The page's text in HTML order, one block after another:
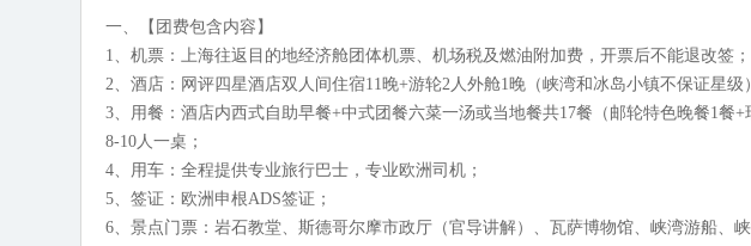
一、【团费包含内容】
1、机票：上海往返目的地经济舱团体机票、机场税及燃油附加费，开票后不能退改签；
2、酒店：网评四星酒店双人间住宿11晚+游轮2人外舱1晚（峡湾和冰岛小镇不保证星级）
3、用餐：酒店内西式自助早餐+中式团餐六菜一汤或当地餐共17餐（邮轮特色晚餐1餐
8-10人一桌；
4、用车：全程提供专业旅行巴士，专业欧洲司机；
5、签证：欧洲申根ADS签证；
6、景点门票：岩石教堂、斯德哥尔摩市政厅（官导讲解）、瓦萨博物馆、峡湾游船、